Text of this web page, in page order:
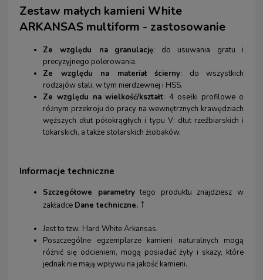
Zestaw małych kamieni White
ARKANSAS multiform - zastosowanie
Ze względu na granulację: do usuwania gratu i
precyzyjnego polerowania.
Ze względu na materiał ścierny: do wszystkich
rodzajów stali, w tym nierdzewnej i HSS.
Ze względu na wielkość/kształt: 4 osełki profilowe o
różnym przekroju do pracy na wewnętrznych krawędziach
węższych dłut półokrągłych i typu V: dłut rzeźbiarskich i
tokarskich, a także stolarskich żłobaków.
Informacje techniczne
Szczegółowe parametrytego produktu znajdziesz w
zakładce Dane techniczne. ↑
Jest to tzw. Hard White Arkansas.
Poszczególne egzemplarze kamieni naturalnych mogą
różnić się odcieniem, mogą posiadać żyły i skazy, które
jednak nie mają wpływu na jakość kamieni.